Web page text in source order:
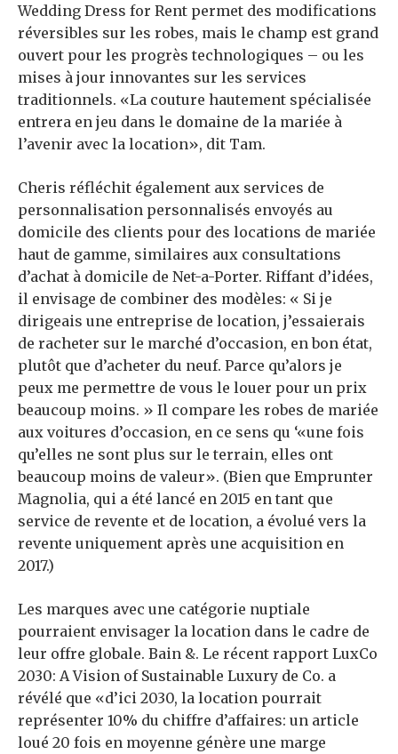
Wedding Dress for Rent permet des modifications
réversibles sur les robes, mais le champ est grand
ouvert pour les progrès technologiques – ou les
mises à jour innovantes sur les services
traditionnels. «La couture hautement spécialisée
entrera en jeu dans le domaine de la mariée à
l’avenir avec la location», dit Tam.
Cheris réfléchit également aux services de
personnalisation personnalisés envoyés au
domicile des clients pour des locations de mariée
haut de gamme, similaires aux consultations
d’achat à domicile de Net-a-Porter. Riffant d’idées,
il envisage de combiner des modèles: « Si je
dirigeais une entreprise de location, j’essaierais
de racheter sur le marché d’occasion, en bon état,
plutôt que d’acheter du neuf. Parce qu’alors je
peux me permettre de vous le louer pour un prix
beaucoup moins. » Il compare les robes de mariée
aux voitures d’occasion, en ce sens qu ‘«une fois
qu’elles ne sont plus sur le terrain, elles ont
beaucoup moins de valeur». (Bien que Emprunter
Magnolia, qui a été lancé en 2015 en tant que
service de revente et de location, a évolué vers la
revente uniquement après une acquisition en
2017.)
Les marques avec une catégorie nuptiale
pourraient envisager la location dans le cadre de
leur offre globale. Bain &. Le récent rapport LuxCo
2030: A Vision of Sustainable Luxury de Co. a
révélé que «d’ici 2030, la location pourrait
représenter 10% du chiffre d’affaires: un article
loué 20 fois en moyenne génère une marge